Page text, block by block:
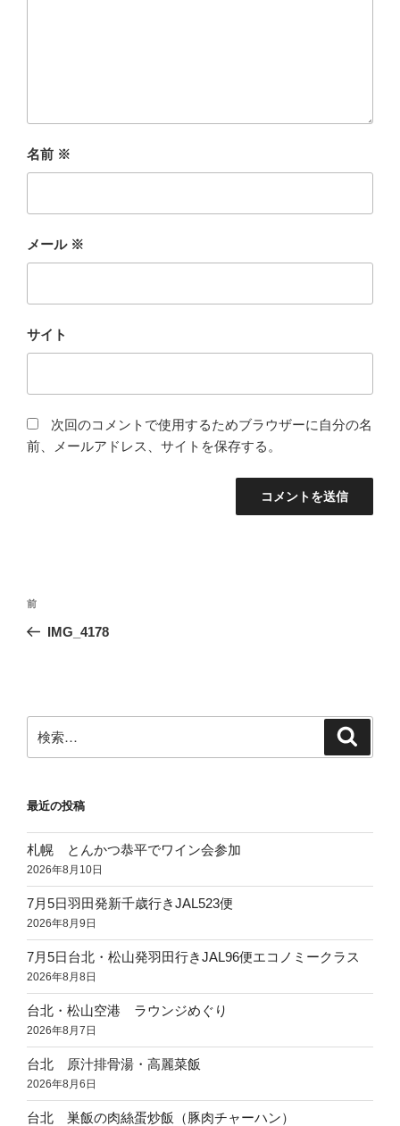
名前 ※
メール ※
サイト
次回のコメントで使用するためブラウザーに自分の名
前、メールアドレス、サイトを保存する。
投
ナ
ー
シ
前
の
前
IMG_4178
索:
最近の投稿
札幌 とんかつ恭平でワイン会参加
2026年8月10日
7月5日羽田発新千歳行きJAL523便
2026年8月9日
7月5日台北・松山発羽田行きJAL96便エコノミークラス
2026年8月8日
台北・松山空港 ラウンジめぐり
2026年8月7日
台北 原汁排骨湯・高麗菜飯
2026年8月6日
台北 巣飯の肉絲蛋炒飯（豚肉チャーハン）